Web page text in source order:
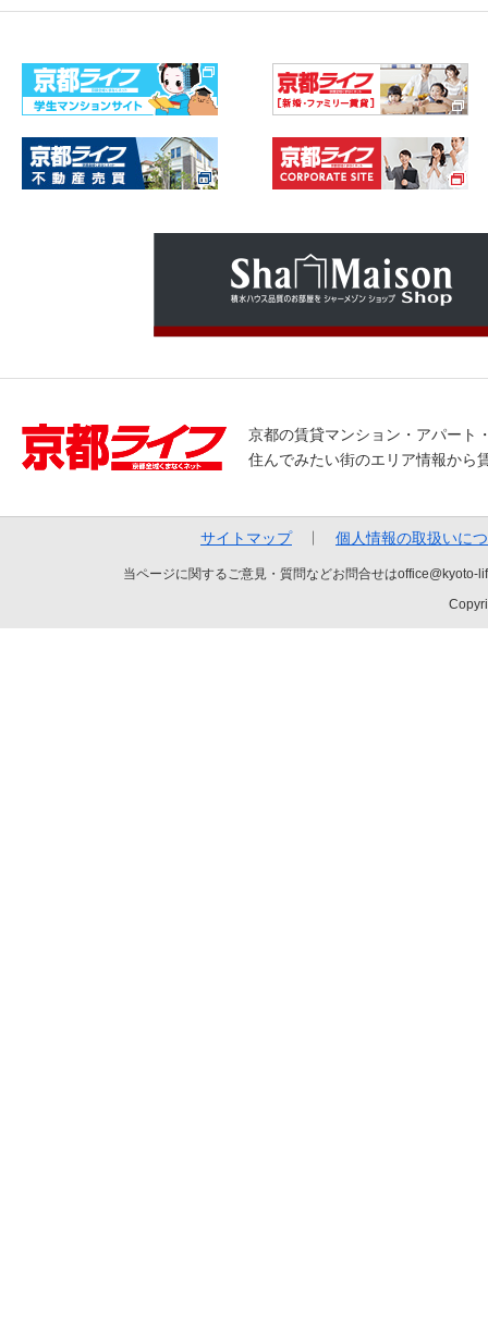
京都の賃貸マンション・アパート
住んでみたい街のエリア情報から
サイトマップ 個人情報の取扱いに
当ページに関するご意見・質問などお問合せは